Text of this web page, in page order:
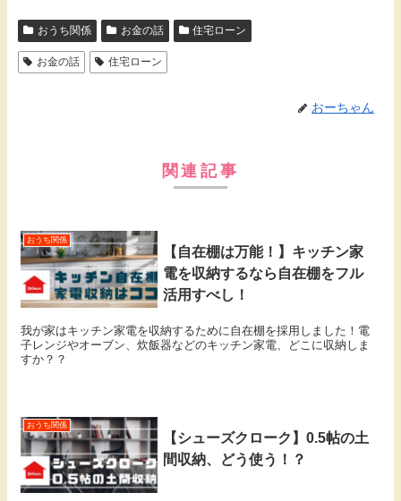
おうち関係 お金の話 住宅ローン
お金の話 住宅ローン
おーちゃん
関連記事
おうち関係
【自在棚は万能！】キッチン家
電を収納するなら自在棚をフル
活用すべし！
我が家はキッチン家電を収納するために自在棚を採用しました！電
子レンジやオーブン、炊飯器などのキッチン家電、どこに収納しま
すか？？
おうち関係
【シューズクローク】0.5帖の土
間収納、どう使う！？